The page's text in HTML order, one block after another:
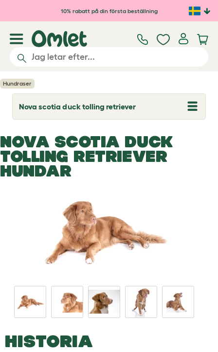
Hoppa till huvudinnehåll
10% rabatt på din första beställning
Hundraser
Nova scotia duck tolling retriever
T
o
l
e
d
r
o
p
NOVA SCOTIA DUCK
TOLLING RETRIEVER
HUNDAR
HISTORIA